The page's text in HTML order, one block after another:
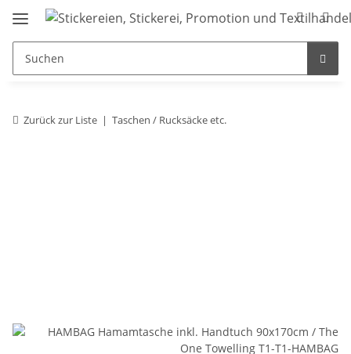
Zurück zur Liste Taschen / Rucksäcke etc.